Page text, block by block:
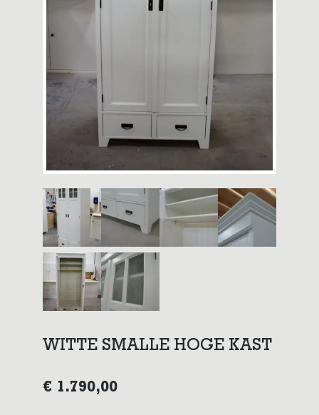
WITTE SMALLE HOGE KAST
€ 1.790,00